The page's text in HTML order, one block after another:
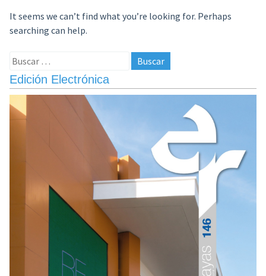
It seems we can’t find what you’re looking for. Perhaps
searching can help.
Buscar:
Edición Electrónica